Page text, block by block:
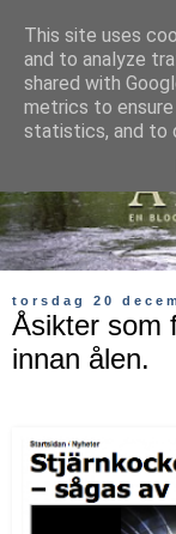
torsdag 20
Åsikter som
innan ålen.
This site uses
and to analyze
shared with
metrics to
statistics, and to